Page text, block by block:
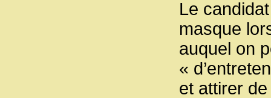
Le
masque
auquel on
«
et attirer